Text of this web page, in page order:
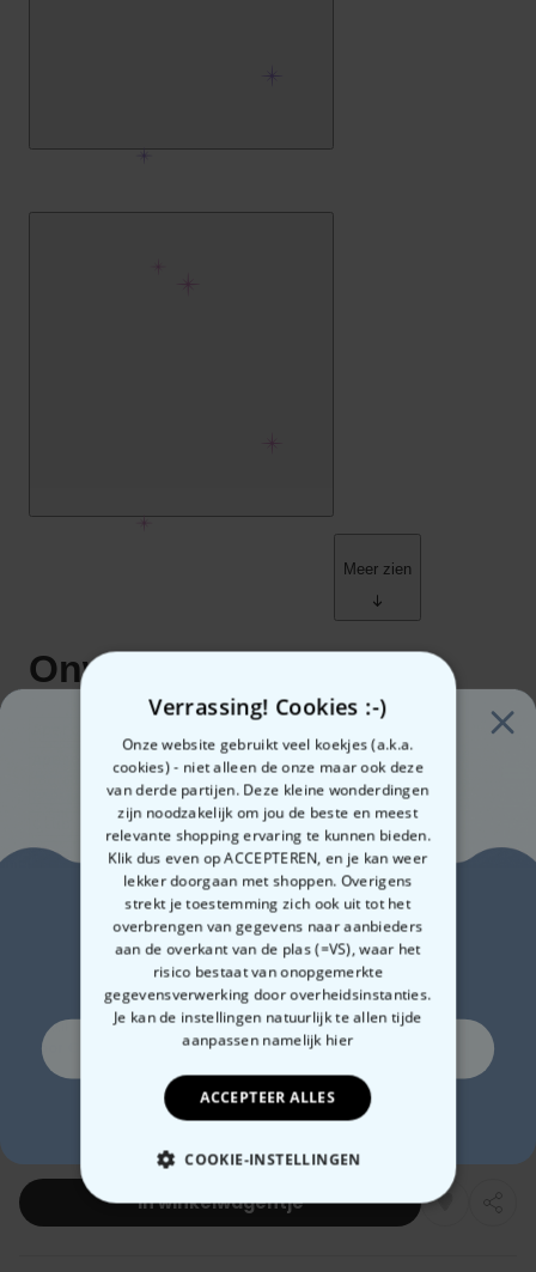
2 stuks
voor
4 stuks
voor€ 95,97
6 stuks
voor€ 125,96
* De korting wordt automatisch verrekend in je winkelwagen
In winkelwagentje
Verrassing! Cookies :-)
Onze website gebruikt veel koekjes (a.k.a.
cookies) - niet alleen de onze maar ook deze
van derde partijen. Deze kleine wonderdingen
zijn noodzakelijk om jou de beste en meest
relevante shopping ervaring te kunnen bieden.
Klik dus even op ACCEPTEREN, en je kan weer
lekker doorgaan met shoppen. Overigens
strekt je toestemming zich ook uit tot het
overbrengen van gegevens naar aanbieders
aan de overkant van de plas (=VS), waar het
risico bestaat van onopgemerkte
gegevensverwerking door overheidsinstanties.
Je kan de instellingen natuurlijk te allen tijde
aanpassen namelijk hier
ACCEPTEER ALLES
COOKIE-INSTELLINGEN
NOODZAKELIJK
Zin in
10% korting?
Ja, graag!
Nee, ik hou niet van korting